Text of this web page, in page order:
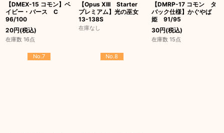
【DMEX-15 コモン】ベ
イビー・バース C
96/100
20円(税込)
在庫数 16点
【Opus XIII Starter
プレミアム】光の巫女
13-138S
在庫なし
【DMRP-17 コモン タ
バック仕様】かぐやば
姫 91/95
30円(税込)
在庫数 15点
No.7 No.8